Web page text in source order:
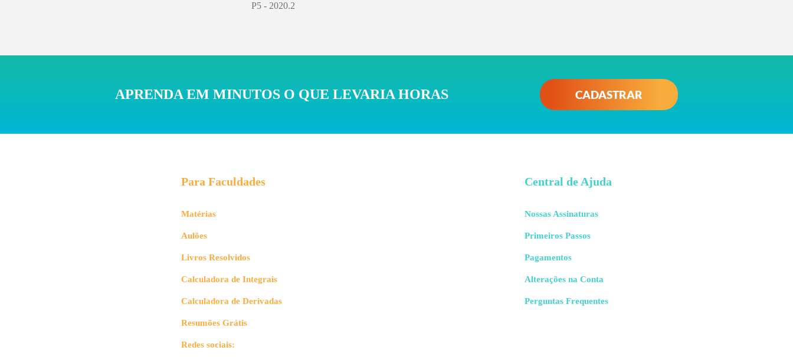
P5 - 2020.2
APRENDA EM MINUTOS O QUE LEVARIA HORAS CADASTRAR
Para Faculdades
Matérias
Aulões
Livros Resolvidos
Calculadora de Integrais
Calculadora de Derivadas
Resumões Grátis
Redes sociais:
Central de Ajuda
Nossas Assinaturas
Primeiros Passos
Pagamentos
Alterações na Conta
Perguntas Frequentes